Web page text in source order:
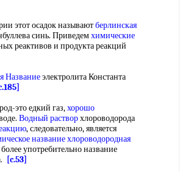
этот осадок называютберлинская
синь. Приведемхимические
реактивов и продукта реакций
Названиеэлектролита Константа
это едкий газ,хорошо
Водный растворхлороводорода
, следовательно, является
названиехлороводородная
употребительно название
[c.53]